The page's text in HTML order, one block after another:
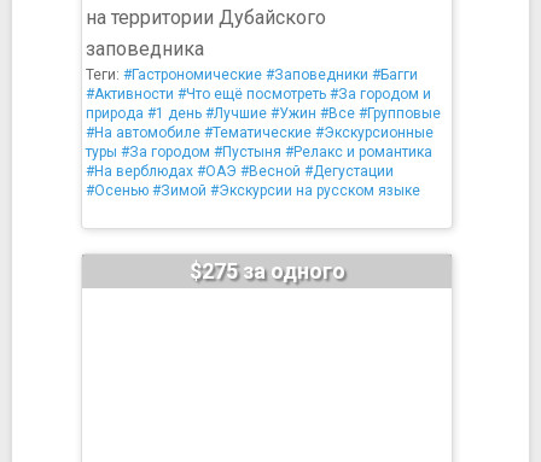
на территории Дубайского
заповедника
Теги: #Гастрономические #Заповедники #Багги
#Активности #Что ещё посмотреть #За городом и
природа #1 день #Лучшие #Ужин #Все #Групповые
#На автомобиле #Тематические #Экскурсионные
туры #За городом #Пустыня #Релакс и романтика
#На верблюдах #ОАЭ #Весной #Дегустации
#Осенью #Зимой #Экскурсии на русском языке
$275 за одного